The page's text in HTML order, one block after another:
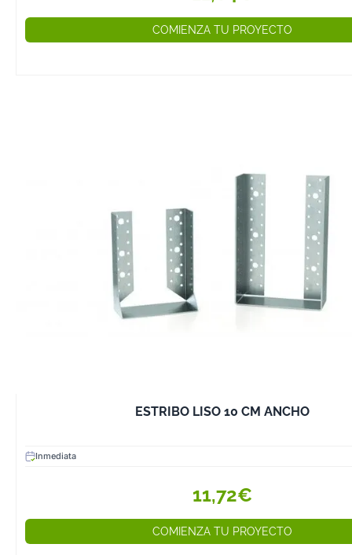
COMIENZA TU PROYECTO
ESTRIBO LISO 10 CM ANCHO
Inmediata
11,72€
COMIENZA TU PROYECTO